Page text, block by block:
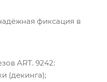
фиксация в
ART. 9242:
(декинга);